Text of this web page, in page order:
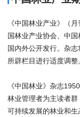
《中国林业产业》（
国林业产业协会、中
国内外公开发行。杂
所辟栏目进行适度调整
《中国林业》杂志
林业管理者为主读者群
可持续发展的林业和